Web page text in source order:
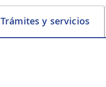
Trámites y servicios